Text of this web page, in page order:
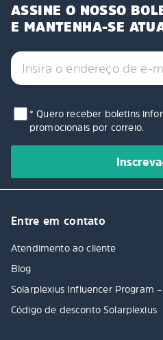
ASSINE O NOSSO
E MANTENHA-SE
* Quero receber boletins
promocionais por correio.
Entre em contato
Atendimento ao cliente
Blog
Solarplexius Influencer Program
Código de desconto Solarplexius